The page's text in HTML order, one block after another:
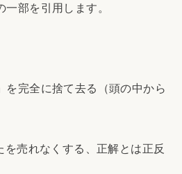
部を引用します。
を完全に捨て去る（頭の中から
売れなくする、正解とは正反